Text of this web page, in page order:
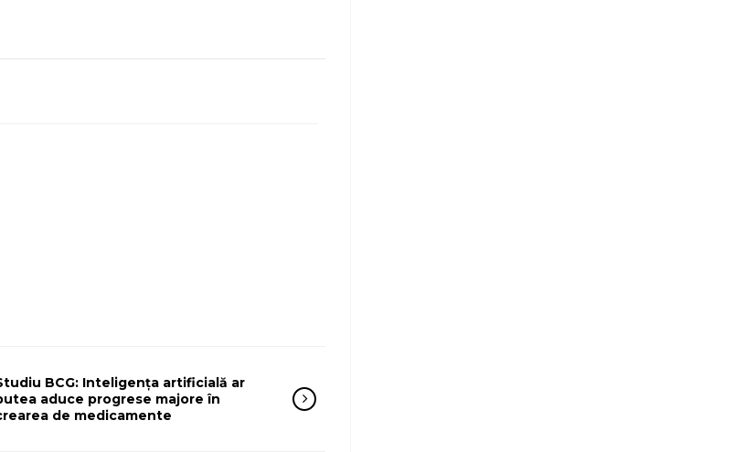
BCG: Inteligența artificială ar
aduce progrese majore în
de medicamente